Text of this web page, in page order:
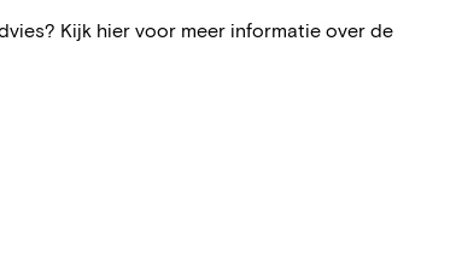
Kijk hier voor meer informatie over de